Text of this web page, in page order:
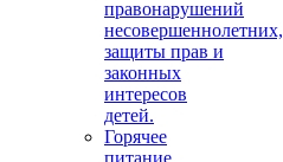
правонарушений
несовершеннолетних,
защиты прав и
законных
интересов
детей.
Горячее
питание